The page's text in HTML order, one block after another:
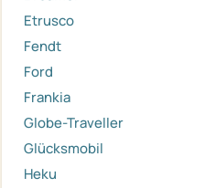
Etrusco
Fendt
Ford
Frankia
Globe-Traveller
Glücksmobil
Heku